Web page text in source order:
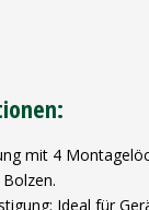
mit 4
Ideal für